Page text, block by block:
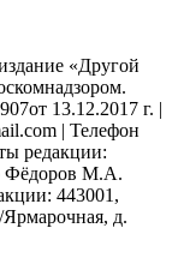
«Другой
13.12.2017 г. |
| Телефон
редакции:
Фёдоров М.А.
443001,
Ярмарочная, д.